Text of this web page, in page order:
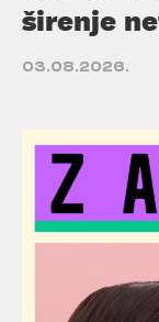
širenje
03.08.2026.